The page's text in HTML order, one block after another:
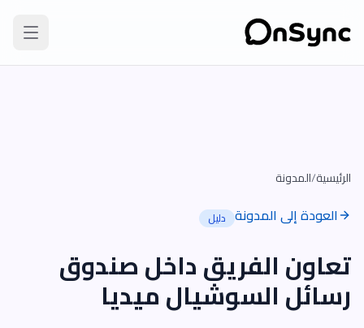
الرئيسية/المدونة
العودة إلى المدونة دليل
تعاون الفريق داخل صندوق
رسائل السوشيال ميديا